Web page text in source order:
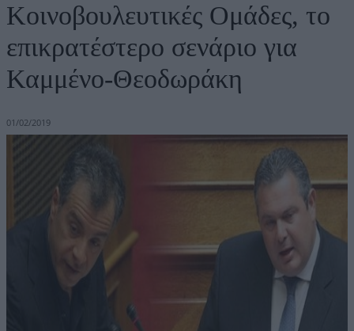
Κοινοβουλευτικές Ομάδες, το
επικρατέστερο σενάριο για
Καμμένο-Θεοδωράκη
01/02/2019